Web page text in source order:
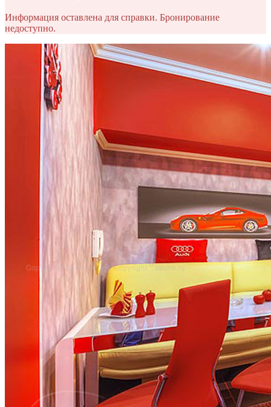
Информация оставлена для справки. Бронирование
недоступно.